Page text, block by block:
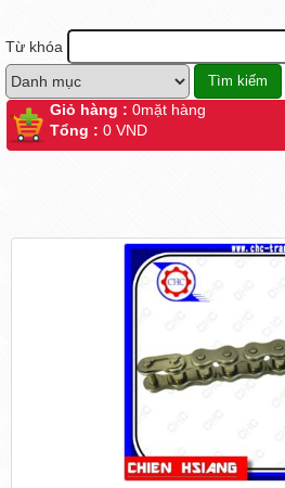
Từ khóa
Giỏ hàng : 0mặt hàng
Tổng : 0 VND